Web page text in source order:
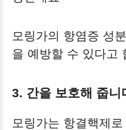
모링가의 항염증 성
을 예방할 수 있다고
3. 간을 보호해 줍니
모링가는 항결핵제